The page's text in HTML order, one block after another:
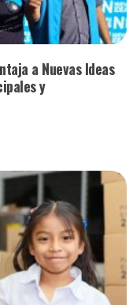
a Nuevas Ideas
y